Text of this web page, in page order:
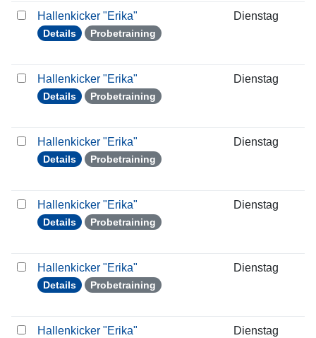
Hallenkicker "Erika"
Details Probetraining
Dienstag
Hallenkicker "Erika"
Details Probetraining
Dienstag
Hallenkicker "Erika"
Details Probetraining
Dienstag
Hallenkicker "Erika"
Details Probetraining
Dienstag
Hallenkicker "Erika"
Details Probetraining
Dienstag
Hallenkicker "Erika" Dienstag